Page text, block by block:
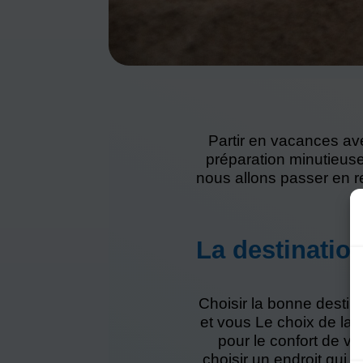
Partir en vacances
préparation
nous allons passer en
La destination
Choisir la bonne
et vous Le choix de la
pour le confort de
choisir un endroit qui